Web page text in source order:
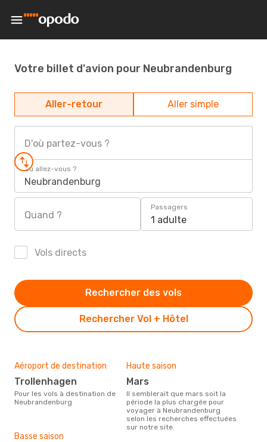
Votre billet d'avion pour Neubrandenburg
Aller-retour Aller simple
D'où partez-vous ?
Où allez-vous ?
Neubrandenburg
Quand ?
Passagers
1 adulte
Vols directs
Rechercher Vol + Hôtel
Rechercher des vols
Aéroport de destination
Trollenhagen
Pour les vols à destination de
Neubrandenburg
Haute saison
mars
Il semblerait que mars soit la
période la plus chargée pour
voyager à Neubrandenburg
selon les recherches effectuées
sur notre site.
Basse saison